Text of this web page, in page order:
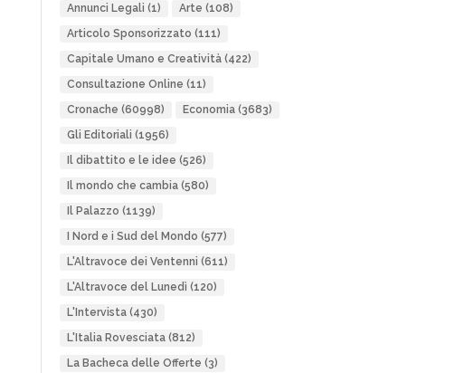
Annunci Legali (1) Arte (108)
Articolo Sponsorizzato (111)
Capitale Umano e Creatività(422)
Consultazione Online (11)
Cronache (60998) Economia(3683)
Gli Editoriali (1956)
Il dibattito e le idee (526)
Il mondo che cambia(580)
Il Palazzo (1139)
I Nord e i Sud del Mondo (577)
L'Altravoce dei Ventenni (611)
L'Altravoce del Lunedì (120)
L'Intervista(430)
L'Italia Rovesciata(812)
La Bacheca delle Offerte (3)